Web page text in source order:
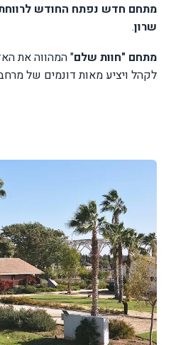
מתחם חדש נפתח החודש
שרון.
מתחם "חוות שלם" המהווה את
לקהל ויציע מאות דונמים של